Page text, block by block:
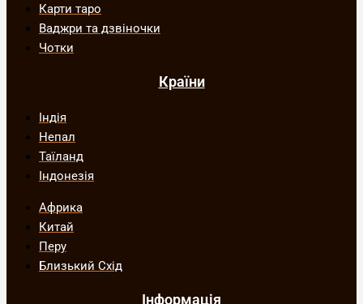
Карти таро
Ваджри та дзвіночки
Чотки
Країни
Індія
Непал
Таїланд
Індонезія
Африка
Китай
Перу
Близький Схід
Інформація